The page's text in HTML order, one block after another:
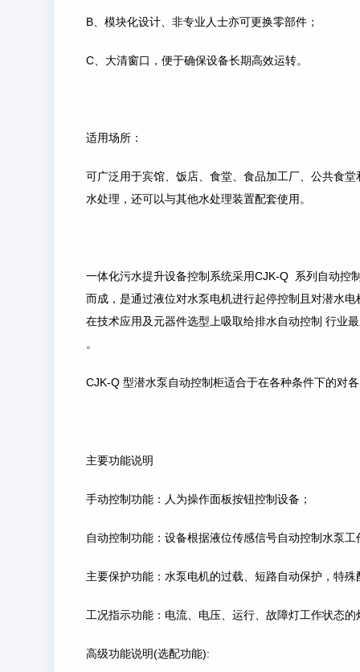
B、模块化设计、非专业人士亦可更换零部件；
C、大清窗口，便于确保设备长期高效运转。
适用场所：
可广泛用于宾馆、饭店、食堂、食品加工厂、公共食
水处理，还可以与其他水处理装置配套使用。
一体化污水提升设备控制系统采用CJK-Q 系列自动控
而成，是通过液位对水泵电机进行起停控制且对潜水
在技术应用及元器件选型上吸取给排水自动控制 行业
。
CJK-Q 型潜水泵自动控制柜适合于在各种条件下的对
主要功能说明
手动控制功能：人为操作面板按钮控制设备；
自动控制功能：设备根据液位传感信号自动控制水泵工
主要保护功能：水泵电机的过载、短路自动保护，特
工况指示功能：电流、电压、运行、故障灯工作状态的
高级功能说明(选配功能):